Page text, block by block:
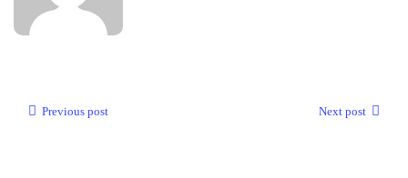
Previous post Next post